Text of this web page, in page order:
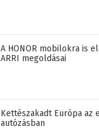
A HONOR mobilokra is
ARRI megoldásai
Kettészakadt Európa az
autózásban